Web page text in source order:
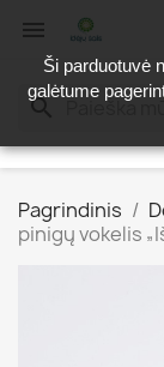

search
Pagrindinis
pinigų vokelis
Ši parduotuvė
galėtume